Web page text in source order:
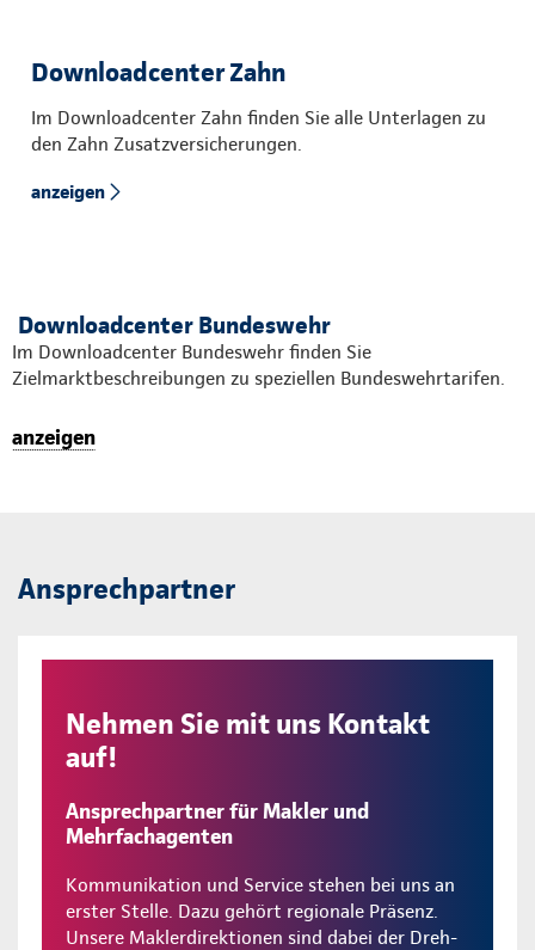
Downloadcenter Zahn
Im Downloadcenter Zahn finden Sie alle Unterlagen zu
den Zahn Zusatzversicherungen.
anzeigen
Downloadcenter Bundeswehr
Im Downloadcenter Bundeswehr finden Sie
Zielmarktbeschreibungen zu speziellen Bundeswehrtarifen.
anzeigen
Ansprechpartner
Nehmen Sie mit uns Kontakt
auf!
Ansprechpartner für Makler und
Mehrfachagenten
Kommunikation und Service stehen bei uns an
erster Stelle. Dazu gehört regionale Präsenz.
Unsere Maklerdirektionen sind dabei der Dreh-